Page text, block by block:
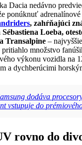
Dacia nedávno
ponúknuť
, zahŕňajúci
Loeba,
Transalpine –
množstvo
výkonu vozidla na
a dychberúcimi
dodáva
vstupuje do
rovno do